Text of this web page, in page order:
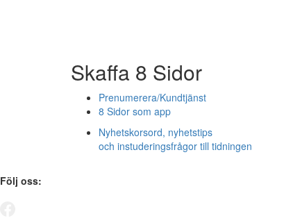
Skaffa 8 Sidor
Prenumerera/Kundtjänst
8 Sidor som app
Nyhetskorsord, nyhetstips
och instuderingsfrågor till tidningen
Följ oss: